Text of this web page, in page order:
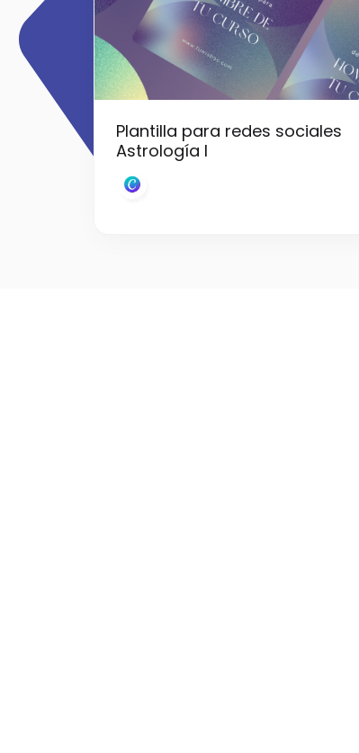
Plantilla para redes sociales
Astrología I